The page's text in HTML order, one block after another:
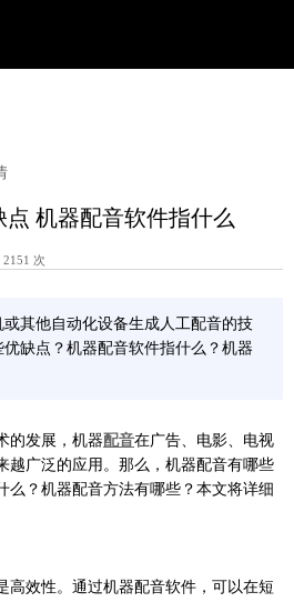
机器配音软件指什么
次
其他自动化设备生成人工配音的技
缺点？机器配音软件指什么？机器
的发展，机器配音在广告、电影、电视
越广泛的应用。那么，机器配音有哪些
么？机器配音方法有哪些？本文将详细
高效性。通过机器配音软件，可以在短